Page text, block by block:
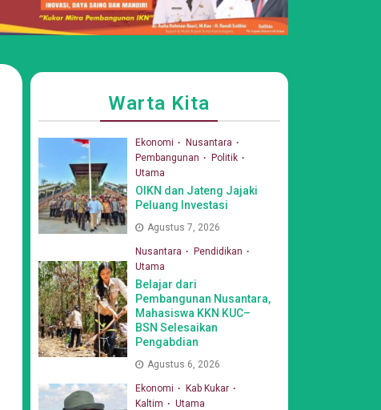
Warta Kita
Ekonomi
Nusantara
Pembangunan
Politik
Utama
OIKN dan Jateng Jajaki
Peluang Investasi
Agustus 7, 2026
Nusantara
Pendidikan
Utama
Belajar dari
Pembangunan Nusantara,
Mahasiswa KKN KUC–
BSN Selesaikan
Pengabdian
Agustus 6, 2026
Ekonomi
Kab Kukar
Kaltim
Utama